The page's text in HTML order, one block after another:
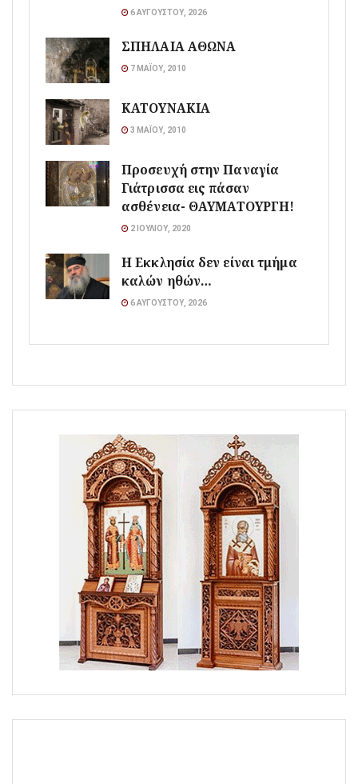
6 ΑΥΓΟΎΣΤΟΥ, 2026
ΣΠΗΛΑΙΑ ΑΘΩΝΑ
7 ΜΑΪ́ΟΥ, 2010
ΚΑΤΟΥΝΑΚΙΑ
3 ΜΑΪ́ΟΥ, 2010
Προσευχή στην Παναγία
Γιάτρισσα εις πάσαν
ασθένεια- ΘΑΥΜΑΤΟΥΡΓΗ!
2 ΙΟΥΛΊΟΥ, 2020
Η Εκκλησία δεν είναι τμήμα
καλών ηθών…
6 ΑΥΓΟΎΣΤΟΥ, 2026